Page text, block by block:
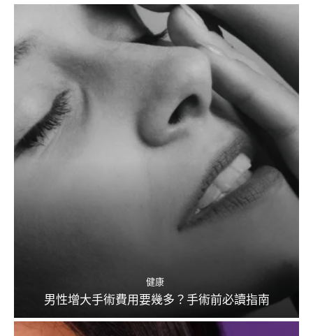
健康
男性增大手術費用要幾多？手術前必讀指南